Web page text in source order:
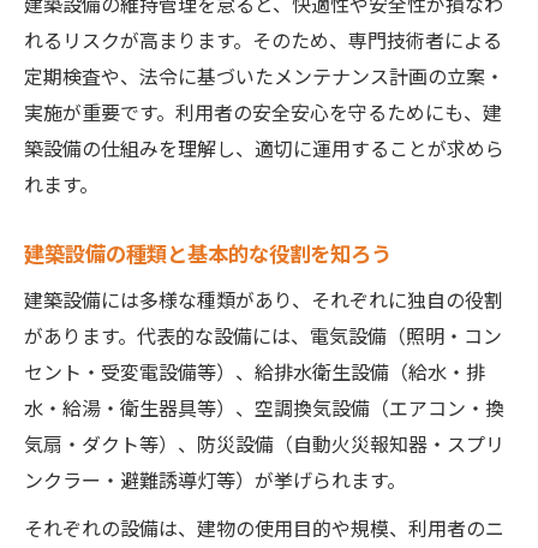
れるリスクが高まります。そのため、専門技術者による
定期検査や、法令に基づいたメンテナンス計画の立案・
実施が重要です。利用者の安全安心を守るためにも、建
築設備の仕組みを理解し、適切に運用することが求めら
れます。
建築設備の種類と基本的な役割を知ろう
建築設備には多様な種類があり、それぞれに独自の役割
があります。代表的な設備には、電気設備（照明・コン
セント・受変電設備等）、給排水衛生設備（給水・排
水・給湯・衛生器具等）、空調換気設備（エアコン・換
気扇・ダクト等）、防災設備（自動火災報知器・スプリ
ンクラー・避難誘導灯等）が挙げられます。
それぞれの設備は、建物の使用目的や規模、利用者のニ